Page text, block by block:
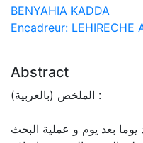
BENYAHIA KADDA
Encadreur: LEHIRECHE
Abstract
الملخص (بالعربية) :
يوما بعد يوم و عملية البحث